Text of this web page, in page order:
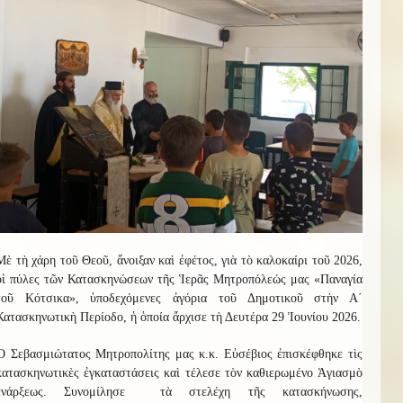
τὴ χάρη τοῦ Θεοῦ, ἄνοιξαν καὶ ἐφέτος, γιὰ τὸ καλοκαίρι τοῦ 2026,
πύλες τῶν Κατασκηνώσεων τῆς Ἱερᾶς Μητροπόλεώς μας «Παναγία
Κότσικα», ὑποδεχόμενες ἀγόρια τοῦ Δημοτικοῦ στὴν Α΄
Περίοδο, ἡ ὁποία ἄρχισε τὴ Δευτέρα 29 Ἰουνίου 2026.
Σεβασμιώτατος Μητροπολίτης μας κ.κ. Εὐσέβιος ἐπισκέφθηκε τὶς
ἐγκαταστάσεις καὶ τέλεσε τὸν καθιερωμένο Ἁγιασμὸ
. Συνομίλησε
τὰ στελέχη τῆς κατασκήνωσης,